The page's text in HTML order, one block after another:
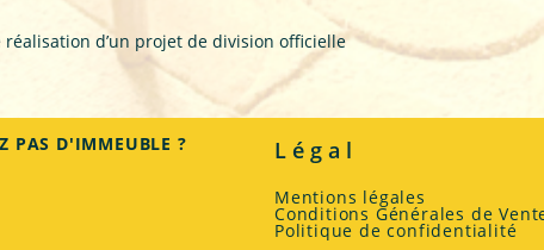
d’un projet de division officielle
PAS D'IMMEUBLE ?
Légal
Mentions légales
Conditions Générales de
Politique de confidentialité